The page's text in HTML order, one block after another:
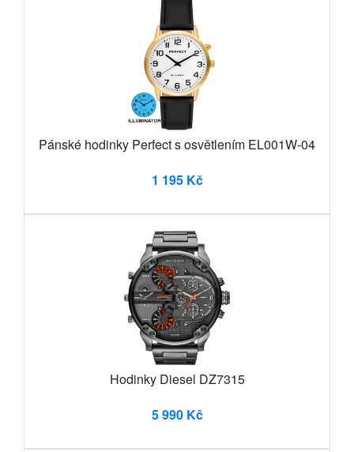
Pánské hodinky Perfect s osvětlením EL001W-04
1 195 Kč
Hodinky Diesel DZ7315
5 990 Kč